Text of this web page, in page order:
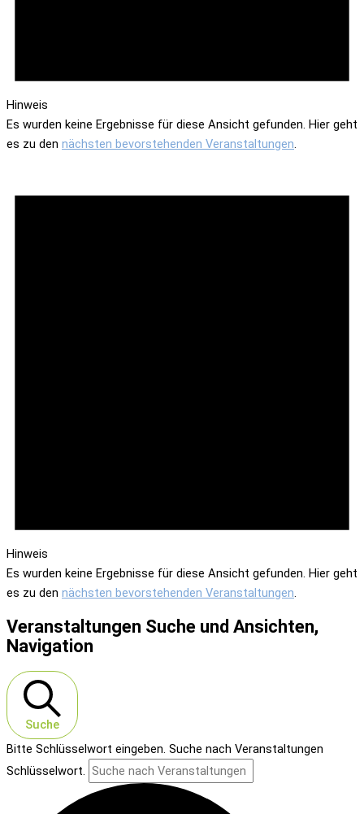
Hinweis
Es wurden keine Ergebnisse für diese Ansicht gefunden. Hier geht
es zu den nächsten bevorstehenden Veranstaltungen
Hinweis
Es wurden keine Ergebnisse für diese Ansicht gefunden. Hier geht
es zu den nächsten bevorstehenden Veranstaltungen.
Veranstaltungen Suche und Ansichten,
Navigation
Suche
Bitte Schlüsselwort eingeben. Suche nach Veranstaltungen
Schlüsselwort.